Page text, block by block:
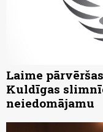
Laime
Kuldīgas
neiedomājamu